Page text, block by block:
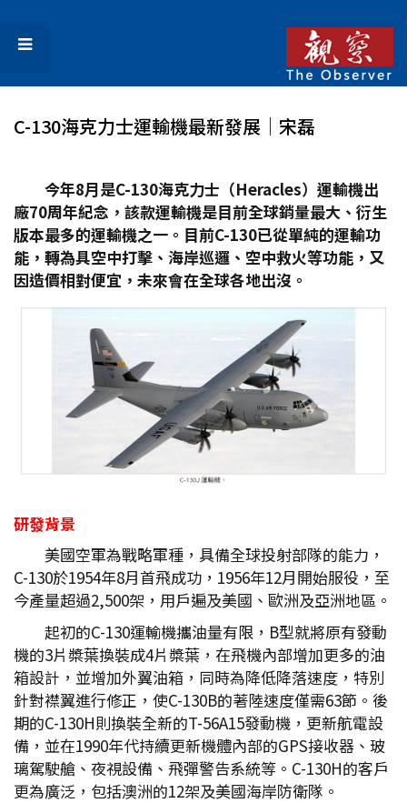
C-130海克力士運輸機最新發展│宋磊
今年8月是C-130海克力士（Heracles）運輸機出
廠70周年紀念，該款運輸機是目前全球銷量最大、衍生
版本最多的運輸機之一。目前C-130已從單純的運輸功
能，轉為具空中打擊、海岸巡邏、空中救火等功能，又
因造價相對便宜，未來會在全球各地出沒。
研發背景
美國空軍為戰略軍種，具備全球投射部隊的能力，
C-130於1954年8月首飛成功，1956年12月開始服役，至
今產量超過2,500架，用戶遍及美國、歐洲及亞洲地區。
起初的C-130運輸機攜油量有限，B型就將原有發動
機的3片槳葉換裝成4片槳葉，在飛機內部增加更多的油
箱設計，並增加外翼油箱，同時為降低降落速度，特別
針對襟翼進行修正，使C-130B的著陸速度僅需63節。後
期的C-130H則換裝全新的T-56A15發動機，更新航電設
備，並在1990年代持續更新機體內部的GPS接收器、玻
璃駕駛艙、夜視設備、飛彈警告系統等。C-130H的客戶
更為廣泛，包括澳洲的12架及美國海岸防衛隊。